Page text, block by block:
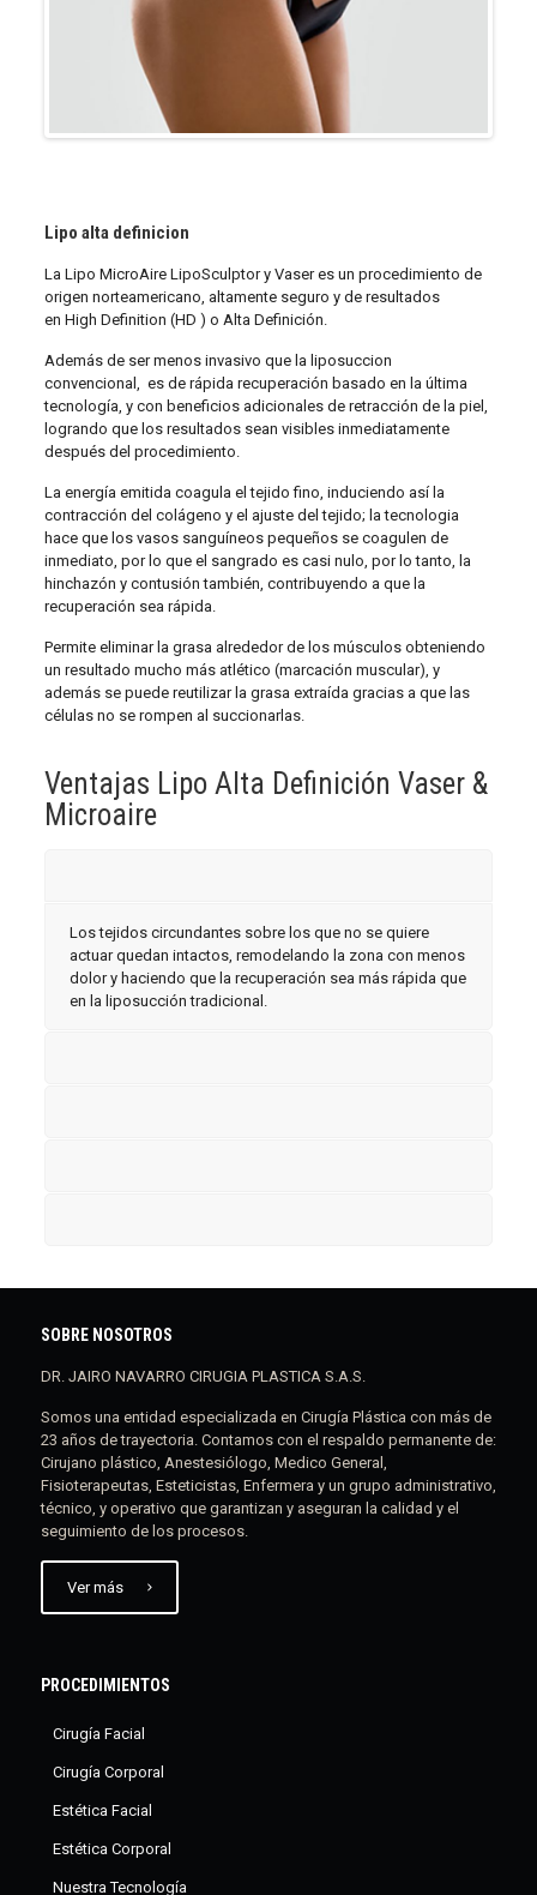
Lipo alta definicion
La Lipo MicroAire LipoSculptor y Vaser es un procedimiento de
origen norteamericano, altamente seguro y de resultados
en High Definition (HD ) o Alta Definición.
Además de ser menos invasivo que la liposuccion
convencional, es de rápida recuperación basado en la última
tecnología, y con beneficios adicionales de retracción de la piel,
logrando que los resultados sean visibles inmediatamente
después del procedimiento.
La energía emitida coagula el tejido fino, induciendo así la
contracción del colágeno y el ajuste del tejido; la tecnologia
hace que los vasos sanguíneos pequeños se coagulen de
inmediato, por lo que el sangrado es casi nulo, por lo tanto, la
hinchazón y contusión también, contribuyendo a que la
recuperación sea rápida.
Permite eliminar la grasa alrededor de los músculos obteniendo
un resultado mucho más atlético (marcación muscular), y
además se puede reutilizar la grasa extraída gracias a que las
células no se rompen al succionarlas.
Ventajas Lipo Alta Definición Vaser &
Microaire
Los tejidos circundantes sobre los que no se quiere
actuar quedan intactos, remodelando la zona con menos
dolor y haciendo que la recuperación sea más rápida que
en la liposucción tradicional.
SOBRE NOSOTROS
DR. JAIRO NAVARRO CIRUGIA PLASTICA S.A.S.
Somos una entidad especializada en Cirugía Plástica con más de
23 años de trayectoria. Contamos con el respaldo permanente de:
Cirujano plástico, Anestesiólogo, Medico General,
Fisioterapeutas, Esteticistas, Enfermera y un grupo administrativo,
técnico, y operativo que garantizan y aseguran la calidad y el
seguimiento de los procesos.
Ver más
PROCEDIMIENTOS
Cirugía Facial
Cirugía Corporal
Estética Facial
Estética Corporal
Nuestra Tecnología